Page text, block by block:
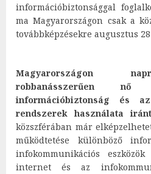
információbiztonsággal
ma Magyarországon csak a
továbbképzésekre augusztus
Magyarországon
robbanásszerűen
információbiztonság és
rendszerek használata
közszférában már
működtetése különböző
infokommunikációs
internet és az